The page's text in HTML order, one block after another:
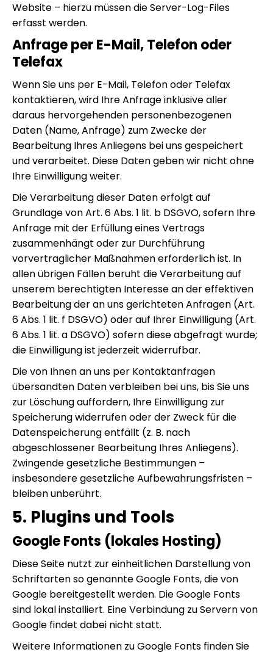
Website – hierzu müssen die Server-Log-Files
erfasst werden.
Anfrage per E-Mail, Telefon oder
Telefax
Wenn Sie uns per E-Mail, Telefon oder Telefax
kontaktieren, wird Ihre Anfrage inklusive aller
daraus hervorgehenden personenbezogenen
Daten (Name, Anfrage) zum Zwecke der
Bearbeitung Ihres Anliegens bei uns gespeichert
und verarbeitet. Diese Daten geben wir nicht ohne
Ihre Einwilligung weiter.
Die Verarbeitung dieser Daten erfolgt auf
Grundlage von Art. 6 Abs. 1 lit. b DSGVO, sofern Ihre
Anfrage mit der Erfüllung eines Vertrags
zusammenhängt oder zur Durchführung
vorvertraglicher Maßnahmen erforderlich ist. In
allen übrigen Fällen beruht die Verarbeitung auf
unserem berechtigten Interesse an der effektiven
Bearbeitung der an uns gerichteten Anfragen (Art.
6 Abs. 1 lit. f DSGVO) oder auf Ihrer Einwilligung (Art.
6 Abs. 1 lit. a DSGVO) sofern diese abgefragt wurde;
die Einwilligung ist jederzeit widerrufbar.
Die von Ihnen an uns per Kontaktanfragen
übersandten Daten verbleiben bei uns, bis Sie uns
zur Löschung auffordern, Ihre Einwilligung zur
Speicherung widerrufen oder der Zweck für die
Datenspeicherung entfällt (z. B. nach
abgeschlossener Bearbeitung Ihres Anliegens).
Zwingende gesetzliche Bestimmungen –
insbesondere gesetzliche Aufbewahrungsfristen –
bleiben unberührt.
5. Plugins und Tools
Google Fonts (lokales Hosting)
Diese Seite nutzt zur einheitlichen Darstellung von
Schriftarten so genannte Google Fonts, die von
Google bereitgestellt werden. Die Google Fonts
sind lokal installiert. Eine Verbindung zu Servern von
Google findet dabei nicht statt.
Weitere Informationen zu Google Fonts finden Sie